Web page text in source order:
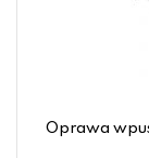
Oprawa